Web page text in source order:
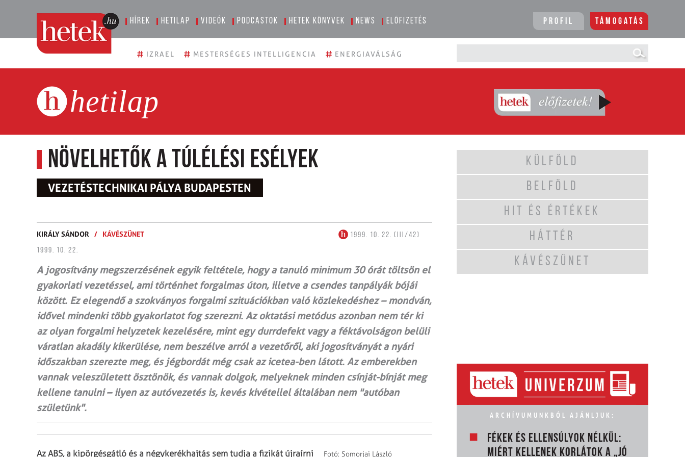
Hírek Hetilap Videók Podcastok Hetek könyvek News Előfizetés Profil Támogatás
# IZRAEL # MESTERSÉGES INTELLIGENCIA # ENERGIAVÁLSÁG
hetilap
Növelhetők a túlélési esélyek
VEZETÉSTECHNIKAI PÁLYA BUDAPESTEN
KIRÁLY SÁNDOR / KÁVÉSZÜNET
1999. 10. 22. (III/42)
1999. 10. 22.
A jogosítvány megszerzésének egyik feltétele, hogy a tanuló minimum 30 órát töltsön el
gyakorlati vezetéssel, ami történhet forgalmas úton, illetve a csendes tanpályák bójái
között. Ez elegendő a szokványos forgalmi szituációkban való közlekedéshez – mondván,
idővel mindenki több gyakorlatot fog szerezni. Az oktatási metódus azonban nem tér ki
az olyan forgalmi helyzetek kezelésére, mint egy durrdefekt vagy a féktávolságon belüli
váratlan akadály kikerülése, nem beszélve arról a vezetőről, aki jogosítványát a nyári
időszakban szerezte meg, és jégbordát még csak az icetea-ben látott. Az emberekben
vannak veleszületett ösztönök, és vannak dolgok, melyeknek minden csínját-bínját meg
kellene tanulni – ilyen az autóvezetés is, kevés kivétellel általában nem "autóban
születünk".
Az ABS, a kipörgésgátló és a négykerékhajtás sem tudja a fizikát újraírni Fotó: Somorjai László
KÜLFÖLD
BELFÖLD
HIT ÉS ÉRTÉKEK
HÁTTÉR
KÁVÉSZÜNET
ARCHÍVUMUNKBÓL AJÁNLJUK:
FÉKEK ÉS ELLENSÚLYOK NÉLKÜL:
MIÉRT KELLENEK KORLÁTOK A „JÓ